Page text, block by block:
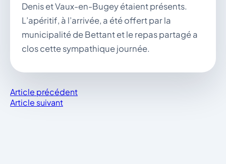
Le guichet des associations
publier une annonce
Denis et Vaux-en-Bugey étaient présents.
L’apéritif, à l’arrivée, a été offert par la
municipalité de Bettant et le repas partagé a
clos cette sympathique journée.
Article précédent
Article suivant